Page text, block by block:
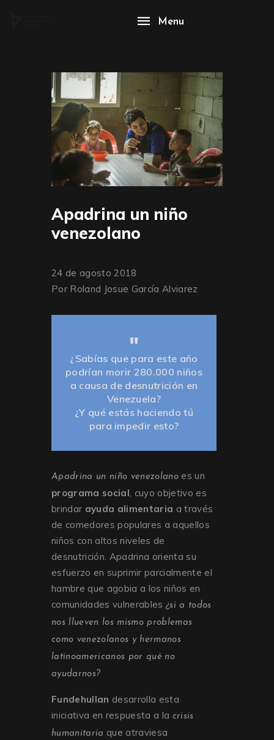
Menu
Apadrina un niño
venezolano
24 de agosto 2018
Por Roland Josue García Alviarez
¿Sabías que para este año
podrían morir 280.000 niños
a causa de desnutrición en
Venezuela?
¿Y qué estás haciendo tú
para impedir esto?
Apadrina un niño venezolanoes un
programa social, cuyo objetivo es
brindar ayuda alimentaria a través
de comedores populares a aquellos
niños con altos niveles de
desnutrición. Apadrina orienta su
esfuerzo en suprimir parcialmente el
hambre que agobia a los niños en
comunidades vulnerables ¿si a todos
nos llueven los mismo problemas
como venezolanos y hermanos
latinoamericanos por qué no
ayudarnos?
Fundehullan desarrolla esta
iniciativa en respuesta a la crisis
humanitaria que atraviesa